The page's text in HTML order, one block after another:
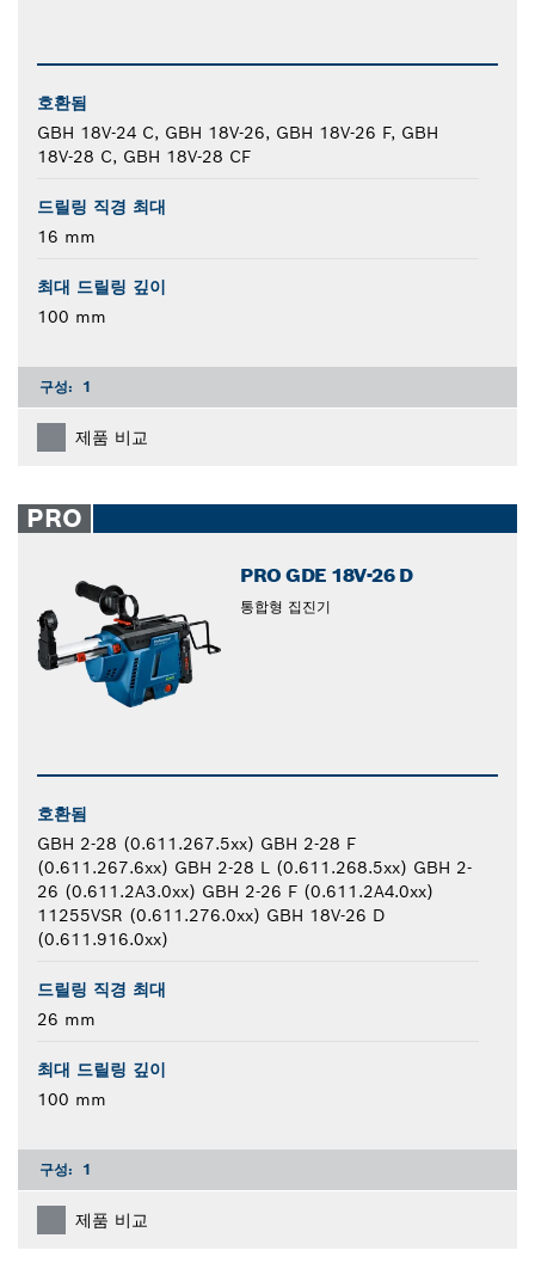
호환됨
GBH 18V-24 C, GBH 18V-26, GBH 18V-26 F, GBH
18V-28 C, GBH 18V-28 CF
드릴링 직경 최대
16 mm
최대 드릴링 깊이
100 mm
구성: 1
제품 비교
PRO
PRO GDE 18V-26 D
통합형 집진기
호환됨
GBH 2-28 (0.611.267.5xx) GBH 2-28 F
(0.611.267.6xx) GBH 2-28 L (0.611.268.5xx) GBH 2-
26 (0.611.2A3.0xx) GBH 2-26 F (0.611.2A4.0xx)
11255VSR (0.611.276.0xx) GBH 18V-26 D
(0.611.916.0xx)
드릴링 직경 최대
26 mm
최대 드릴링 깊이
100 mm
구성: 1
제품 비교